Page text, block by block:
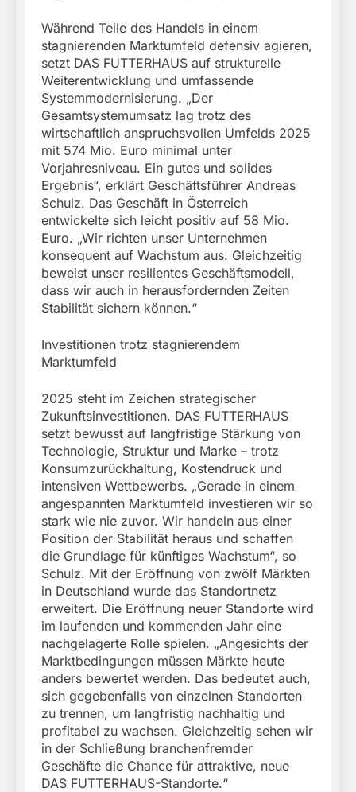
Während Teile des Handels in einem
stagnierenden Marktumfeld defensiv agieren,
setzt DAS FUTTERHAUS auf strukturelle
Weiterentwicklung und umfassende
Systemmodernisierung. „Der
Gesamtsystemumsatz lag trotz des
wirtschaftlich anspruchsvollen Umfelds 2025
mit 574 Mio. Euro minimal unter
Vorjahresniveau. Ein gutes und solides
Ergebnis“, erklärt Geschäftsführer Andreas
Schulz. Das Geschäft in Österreich
entwickelte sich leicht positiv auf 58 Mio.
Euro. „Wir richten unser Unternehmen
konsequent auf Wachstum aus. Gleichzeitig
beweist unser resilientes Geschäftsmodell,
dass wir auch in herausfordernden Zeiten
Stabilität sichern können.“
Investitionen trotz stagnierendem
Marktumfeld
2025 steht im Zeichen strategischer
Zukunftsinvestitionen. DAS FUTTERHAUS
setzt bewusst auf langfristige Stärkung von
Technologie, Struktur und Marke – trotz
Konsumzurückhaltung, Kostendruck und
intensiven Wettbewerbs. „Gerade in einem
angespannten Marktumfeld investieren wir so
stark wie nie zuvor. Wir handeln aus einer
Position der Stabilität heraus und schaffen
die Grundlage für künftiges Wachstum“, so
Schulz. Mit der Eröffnung von zwölf Märkten
in Deutschland wurde das Standortnetz
erweitert. Die Eröffnung neuer Standorte wird
im laufenden und kommenden Jahr eine
nachgelagerte Rolle spielen. „Angesichts der
Marktbedingungen müssen Märkte heute
anders bewertet werden. Das bedeutet auch,
sich gegebenfalls von einzelnen Standorten
zu trennen, um langfristig nachhaltig und
profitabel zu wachsen. Gleichzeitig sehen wir
in der Schließung branchenfremder
Geschäfte die Chance für attraktive, neue
DAS FUTTERHAUS-Standorte.“